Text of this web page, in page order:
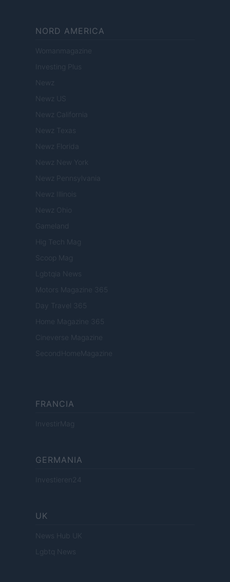
NORD AMERICA
Womanmagazine
Investing Plus
Newz
Newz US
Newz California
Newz Texas
Newz Florida
Newz New York
Newz Pennsylvania
Newz Illinois
Newz Ohio
Gameland
Hig Tech Mag
Scoop Mag
Lgbtqia News
Motors Magazine 365
Day Travel 365
Home Magazine 365
Cineverse Magazine
SecondHomeMagazine
FRANCIA
InvestirMag
GERMANIA
Investieren24
UK
News Hub UK
Lgbtq News